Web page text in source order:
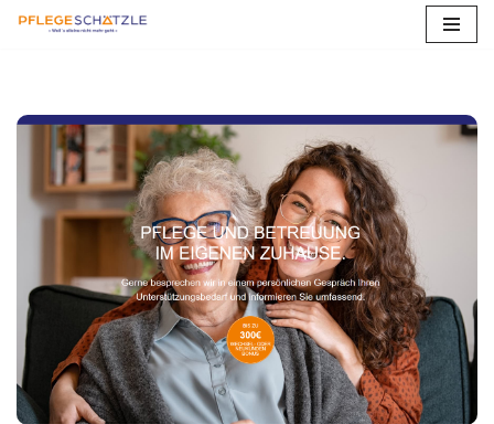
springen